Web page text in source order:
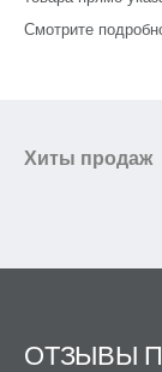
Смотрите
Хиты продаж
ОТЗЫВЫ